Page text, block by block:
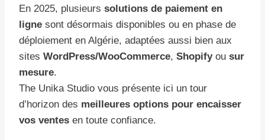
En 2025, plusieurs solutions de paiement en
ligne sont désormais disponibles ou en phase de
déploiement en Algérie, adaptées aussi bien aux
sites WordPress/WooCommerce, Shopifyou sur
mesure.
The Unika Studio vous présente ici un tour
d’horizon des meilleures options pour encaisser
vos ventes en toute confiance.